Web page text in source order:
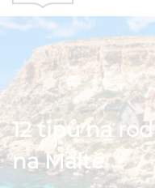
12 tipů na
na Maltě